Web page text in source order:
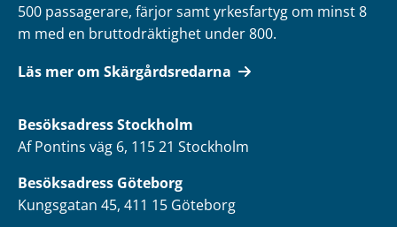
500 passagerare, färjor samt yrkesfartyg om minst 8
m med en bruttodräktighet under 800.
Läs mer om Skärgårdsredarna
BesöksadressStockholm
Af Pontins väg 6, 115 21 Stockholm
Besöksadress Göteborg
Kungsgatan 45, 411 15 Göteborg